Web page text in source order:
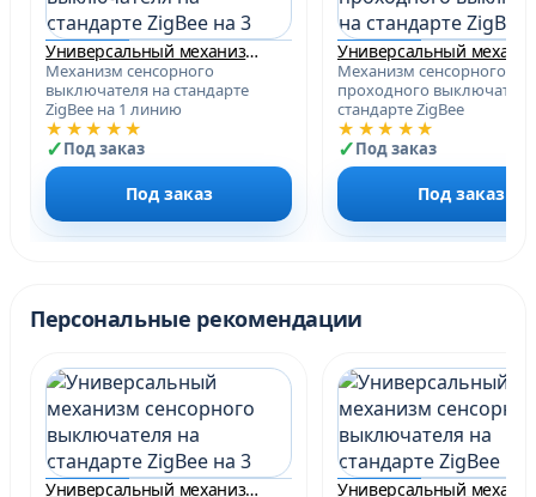
Универсальный механизм сенсорного выключателя на стандарте ZigBee на 3 линии, работает с АЛИСОЙ
Механизм сенсорного
выключателя на стандарте
ZigBee на 1 линию
★★★★★
Под заказ
Под заказ
Механизм сенсорного
проходного
стандарте ZigBee
★★★★★
Под заказ
Под заказ
Персональные рекомендации
Универсальный механизм сенсорного выключателя на стандарте ZigBee на 3 линии, работает с АЛИСОЙ